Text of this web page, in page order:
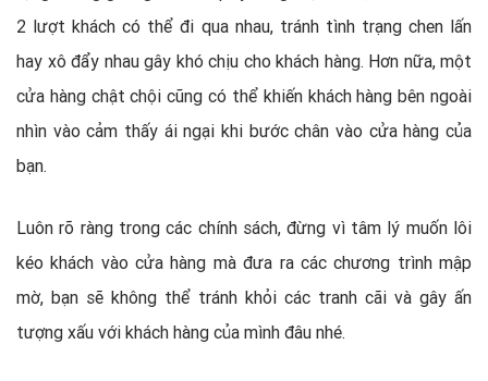
2 lượt khách có thể đi qua nhau, tránh tình trạng chen lấn
hay xô đẩy nhau gây khó chịu cho khách hàng. Hơn nữa, một
cửa hàng chật chội cũng có thể khiến khách hàng bên ngoài
nhìn vào cảm thấy ái ngại khi bước chân vào cửa hàng của
bạn.
Luôn rõ ràng trong các chính sách, đừng vì tâm lý muốn lôi
kéo khách vào cửa hàng mà đưa ra các chương trình mập
mờ, bạn sẽ không thể tránh khỏi các tranh cãi và gây ấn
tượng xấu với khách hàng của mình đâu nhé.